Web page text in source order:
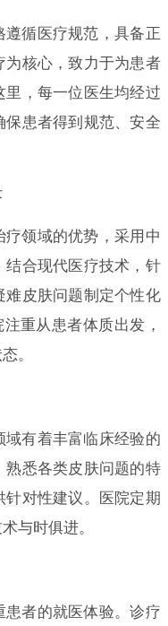
循医疗规范，具备正
为核心，致力于为患者
，每一位医生均经过
患者得到规范、安全
领域的优势，采用中
结合现代医疗技术，针
难皮肤问题制定个性化
重从患者体质出发，
。
域有着丰富临床经验的
熟悉各类皮肤问题的特
针对性建议。医院定期
与时俱进。
者的就医体验。诊疗